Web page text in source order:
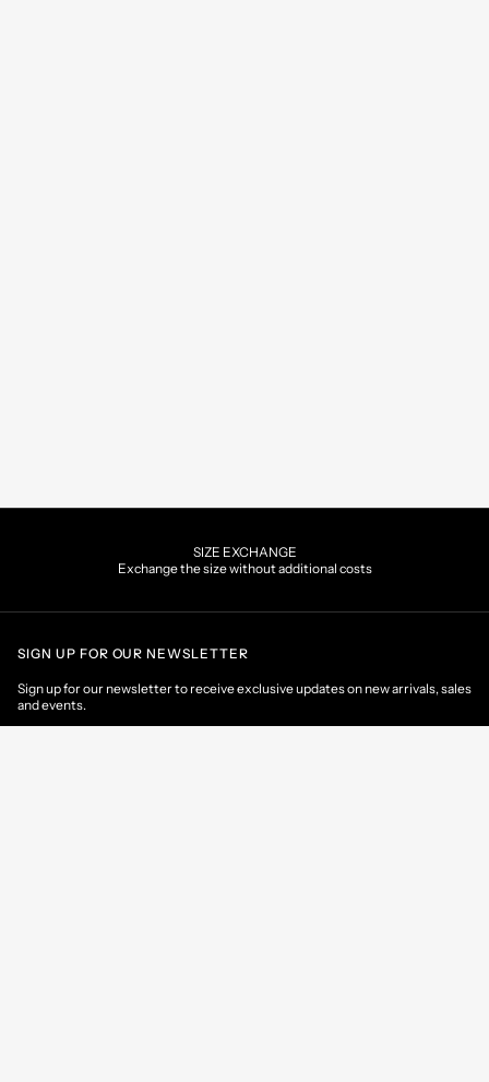
SIZE EXCHANGE
Exchange the size without additional costs
SIGN UP FOR OUR NEWSLETTER
Sign up for our newsletter to receive exclusive updates on new arrivals, sales
and events.